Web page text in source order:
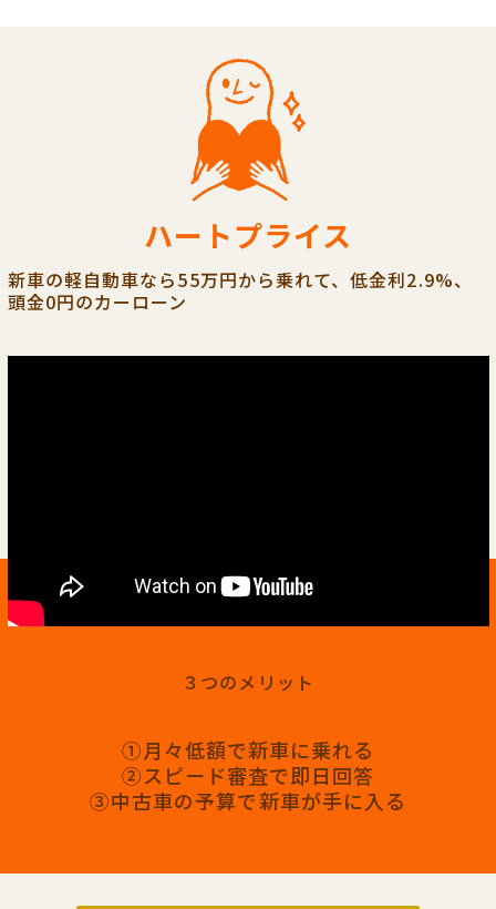
ハートプライス
新車の軽自動車なら55万円から乗れて、低金利2.9%、
頭金0円のカーローン
３つのメリット
①月々低額で新車に乗れる
②スピード審査で即日回答
③中古車の予算で新車が手に入る